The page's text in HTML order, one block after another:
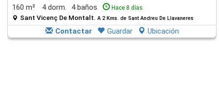
160 m²
4 dorm. 4 baños Hace 8 días
Sant Vicenç De Montalt. A 2 Kms. de Sant Andreu De Llavaneres
Contactar Guardar Ubicación